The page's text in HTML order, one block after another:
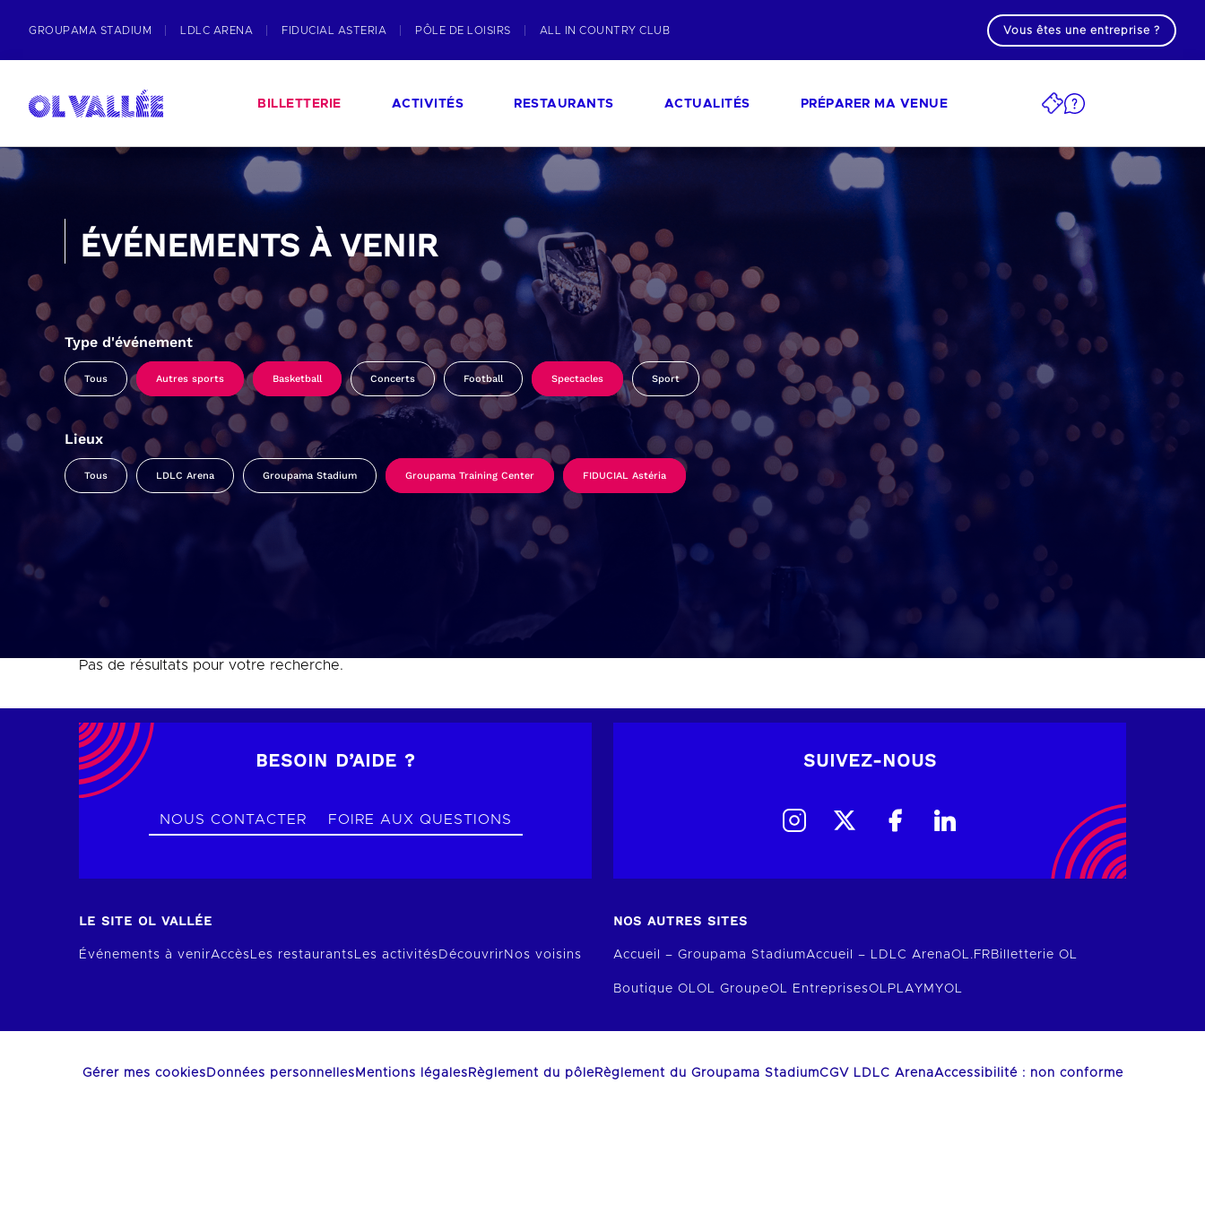
GROUPAMA STADIUM LDLC ARENA FIDUCIAL ASTERIA PÔLE DE LOISIRS ALL IN COUNTRY CLUB Vous êtes une entreprise ?
BILLETTERIE ACTIVITÉS RESTAURANTS ACTUALITÉS PRÉPARER MA VENUE
ÉVÉNEMENTS À VENIR
Type d'événement
Tous Autres sports Basketball Concerts Football Spectacles Sport
Lieux
Tous LDLC Arena Groupama Stadium Groupama Training Center FIDUCIAL Astéria
Pas de résultats pour votre recherche.
BESOIN D’AIDE ?
NOUS CONTACTER FOIRE AUX QUESTIONS
SUIVEZ-NOUS
LE SITE OL VALLÉE
Événements à venirAccèsLes restaurantsLes activités Découvrir Nos voisins
NOS AUTRES SITES
Accueil – Groupama StadiumAccueil – LDLC ArenaOL.FR Billetterie OL
Boutique OLOL GroupeOL EntreprisesOLPLAY MYOL
Gérer mes cookies Données personnelles Mentions légales Règlement du pôleRèglement du Groupama StadiumCGV LDLC ArenaAccessibilité : non conforme